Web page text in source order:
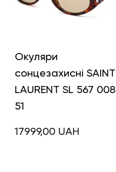
Окуляри
сонцезахисні SAINT
LAURENT SL 567 008
51
17999,00 UAH